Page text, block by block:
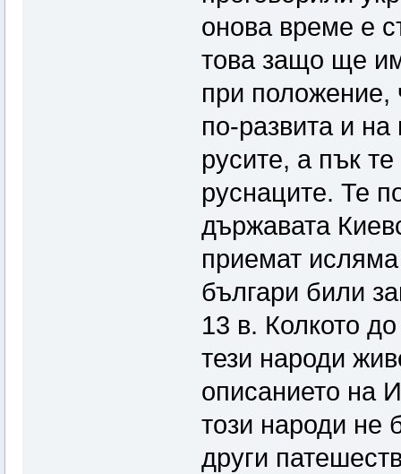
онова време е
това защо ще
при положение,
по-развита и на
русите, а пък
руснаците. Те
държавата
приемат
българи били
13 в. Колкото
тези народи
описанието на
този народи не
други